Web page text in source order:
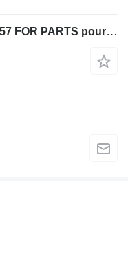
Moteur Cummins QSB6.7 CPL3857 FOR PARTS pour excavateur